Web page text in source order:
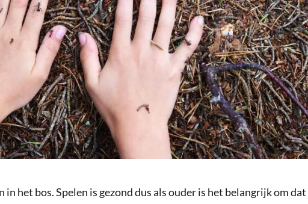
in het bos. Spelen is gezond dus als ouder is het belangrijk om dat